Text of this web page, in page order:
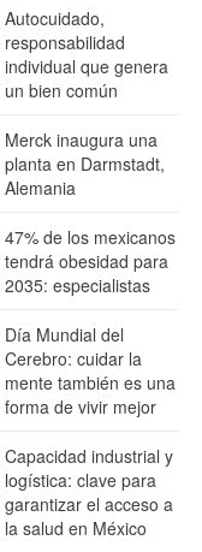
Autocuidado,
responsabilidad
individual que genera
un bien común
Merck inaugura una
planta en Darmstadt,
Alemania
47% de los mexicanos
tendrá obesidad para
2035: especialistas
Día Mundial del
Cerebro: cuidar la
mente también es una
forma de vivir mejor
Capacidad industrial y
logística: clave para
garantizar el acceso a
la salud en México